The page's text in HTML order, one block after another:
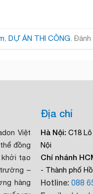
DỰ ÁN THI CÔNG .
Việt
đồng
khởi tạo
–
hàng
Địa chỉ
Hà Nội: C18
Nội
Chí nhánh
- Thành phố
Hotline:088